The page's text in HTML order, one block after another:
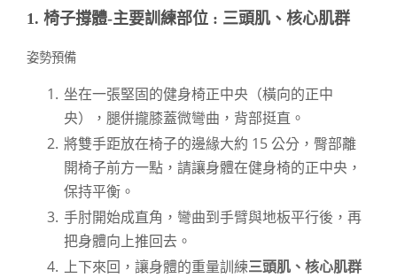
1. 椅子撐體-主要訓練部位 : 三頭肌、核心肌群
姿勢預備
坐在一張堅固的健身椅正中央（橫向的正中
央），腿併攏膝蓋微彎曲，背部挺直。
將雙手距放在椅子的邊緣大約 15 公分，臀部離
開椅子前方一點，請讓身體在健身椅的正中央，
保持平衡。
手肘開始成直角，彎曲到手臂與地板平行後，再
把身體向上推回去。
上下來回，讓身體的重量訓練三頭肌、核心肌群